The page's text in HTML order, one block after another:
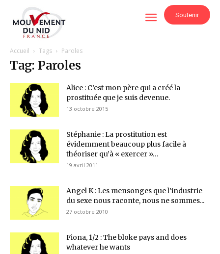
Soutenir
Accueil Tags Paroles
Tag: Paroles
Alice : C’est mon père qui a créé la
prostituée que je suis devenue.
13 octobre 2015
Stéphanie : La prostitution est
évidemment beaucoup plus facile à
théoriser qu’à « exercer »…
19 avril 2011
Angel K : Les mensonges que l’industrie
du sexe nous raconte, nous ne sommes...
27 octobre 2010
Fiona, 1/2 : The bloke pays and does
whatever he wants